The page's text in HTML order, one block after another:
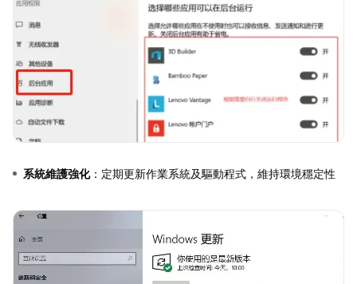
系統維護強化：定期更新作業系統及驅動程式，維持環境穩定性